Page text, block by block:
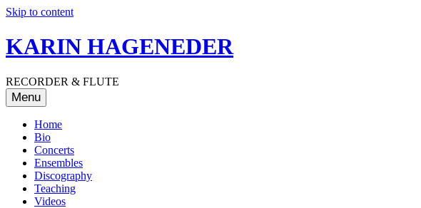
Skip to content
KARIN HAGENEDER
RECORDER & FLUTE
Menu
Home
Bio
Concerts
Ensembles
Discography
Teaching
Videos